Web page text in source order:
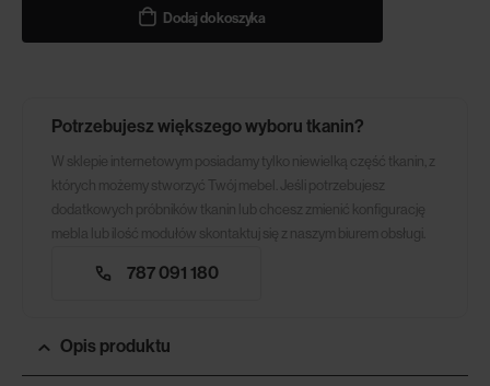
Dodaj do koszyka
Potrzebujesz większego wyboru tkanin?
W sklepie internetowym posiadamy tylko niewielką część tkanin, z
których możemy stworzyć Twój mebel. Jeśli potrzebujesz
dodatkowych próbników tkanin lub chcesz zmienić konfigurację
mebla lub ilość modułów skontaktuj się z naszym biurem obsługi.
787 091 180
Opis produktu